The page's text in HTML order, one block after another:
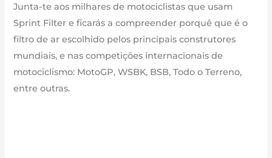
Junta-te aos milhares de motociclistas que usam
Sprint Filter e ficarás a compreender porquê que é o
filtro de ar escolhido pelos principais construtores
mundiais, e nas competições internacionais de
motociclismo: MotoGP, WSBK, BSB, Todo o Terreno,
entre outras.